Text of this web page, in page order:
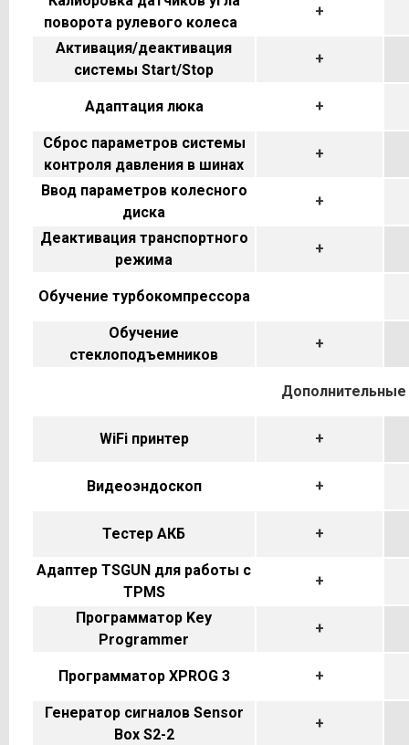
поворота рулевого колеса
+
Активация/деактивация
системы Start/Stop
+
Адаптация люка +
Сброс параметров системы
контроля давления в шинах
+
Ввод параметров колесного
диска
+
Деактивация транспортного
режима
+
Обучение турбокомпрессора
Обучение
стеклоподъемников
+
WiFi принтер +
Видеоэндоскоп +
Тестер АКБ +
Адаптер TSGUN для работы с
TPMS
+
Программатор Key
Programmer
+
Программатор XPROG 3 +
Генератор сигналов Sensor
Box S2-2
+